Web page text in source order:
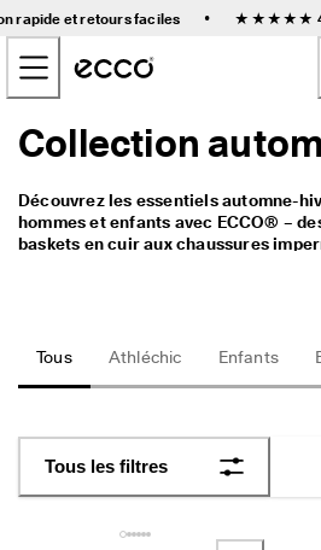
a
rapide et retours faciles • ★★★★★ 4,3
Accéder au contenu de la page
Nouveau
Femmes
Outdoor
Golf
Sacs et accessoires
Collection
Découvrez les essentiels automne-
hommes et enfants avec ECCO® –
baskets en cuir aux chaussures
Tous Athléchic Enfants
Tous les filtres